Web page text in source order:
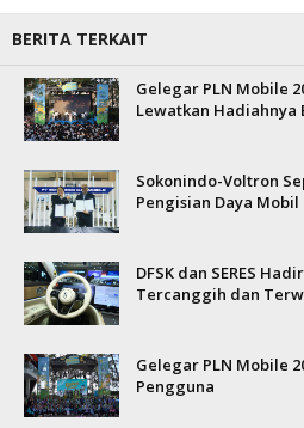
BERITA TERKAIT
Gelegar PLN Mobile
Lewatkan Hadiahnya
Sokonindo-Voltron
Pengisian Daya
DFSK dan SERES
Tercanggih dan
Gelegar PLN Mobile
Pengguna